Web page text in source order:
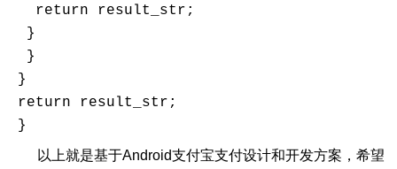
   return result_str;
  }
  }
}
return result_str;
}
以上就是基于Android支付宝支付设计和开发方案，希望